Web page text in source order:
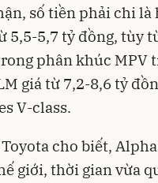
số tiền phải chi là
5,5-5,7 tỷ đồng, tùy
phân khúc MPV
giá từ 7,2-8,6 tỷ
V-class.
cho biết,
giới, thời gian vừa